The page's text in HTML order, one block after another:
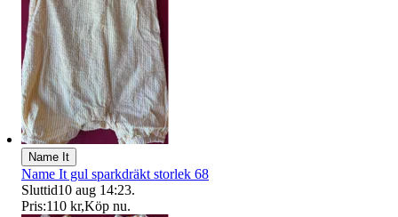
Name It
Name It gul sparkdräkt storlek 68
Sluttid10 aug 14:23.
Pris:110 kr,Köp nu.